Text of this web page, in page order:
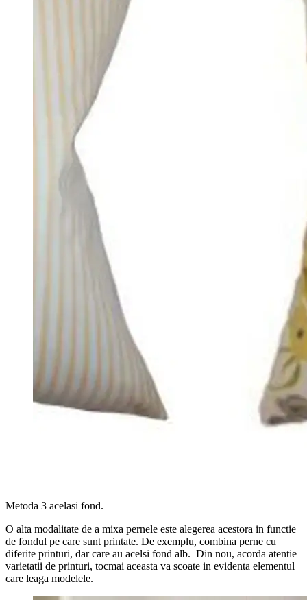
Metoda 3 acelasi fond.
O alta modalitate de a mixa pernele este alegerea acestora in functie
de fondul pe care sunt printate. De exemplu, combina perne cu
diferite printuri, dar care au acelsi fond alb. Din nou, acorda atentie
varietatii de printuri, tocmai aceasta va scoate in evidenta elementul
care leaga modelele.